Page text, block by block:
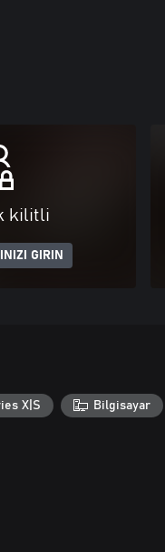
kilitli
GIRIN
X|S Bilgisayar